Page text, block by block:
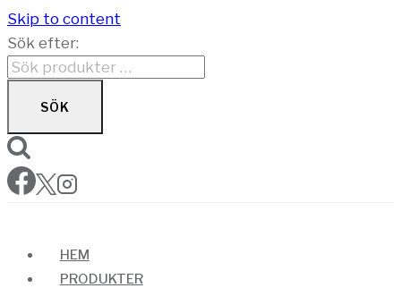
Skip to content
Sök efter:
SÖK
HEM
PRODUKTER